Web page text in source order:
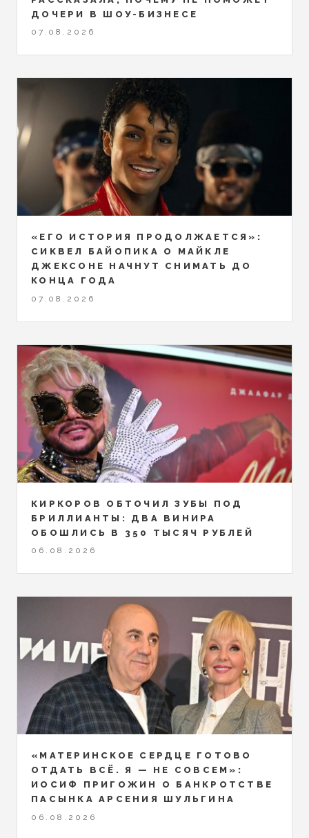
ДОЧЕРИ В ШОУ-БИЗНЕСЕ
07.08.2026
«ЕГО ИСТОРИЯ ПРОДОЛЖАЕТСЯ»:
СИКВЕЛ БАЙОПИКА О МАЙКЛЕ
ДЖЕКСОНЕ НАЧНУТ СНИМАТЬ ДО
КОНЦА ГОДА
07.08.2026
КИРКОРОВ ОБТОЧИЛ ЗУБЫ ПОД
БРИЛЛИАНТЫ: ДВА ВИНИРА
ОБОШЛИСЬ В 350 ТЫСЯЧ РУБЛЕЙ
06.08.2026
«МАТЕРИНСКОЕ СЕРДЦЕ ГОТОВО
ОТДАТЬ ВСЁ. Я — НЕ СОВСЕМ»:
ИОСИФ ПРИГОЖИН О БАНКРОТСТВЕ
ПАСЫНКА АРСЕНИЯ ШУЛЬГИНА
06.08.2026